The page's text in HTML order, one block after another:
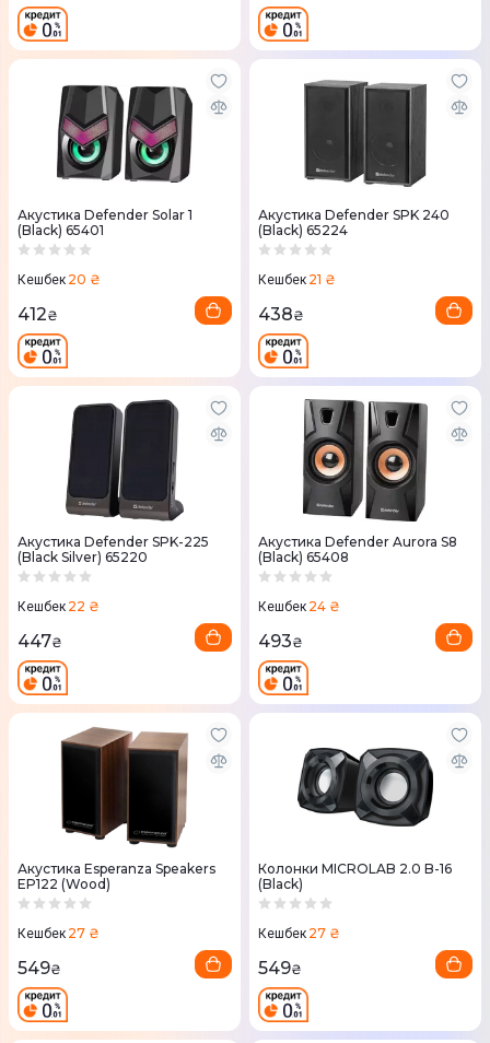
Акустика Defender Solar 1
(Black) 65401
Кешбек 20 ₴
412₴
Акустика Defender SPK 240
(Black) 65224
Кешбек 21 ₴
438₴
Акустика Defender SPK-225
(Black Silver) 65220
Кешбек 22 ₴
447₴
Акустика Defender Aurora S8
(Black) 65408
Кешбек 24 ₴
493₴
Акустика Esperanza Speakers
EP122 (Wood)
Кешбек 27 ₴
549₴
Колонки MICROLAB 2.0 B-16
(Black)
Кешбек 27 ₴
549₴